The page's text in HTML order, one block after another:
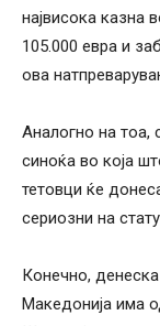
највисока казна
105.000 евра и
ова
Аналогно на тоа,
синоќа во која
тетовци ќе
сериозни на
Конечно,
Македонија има